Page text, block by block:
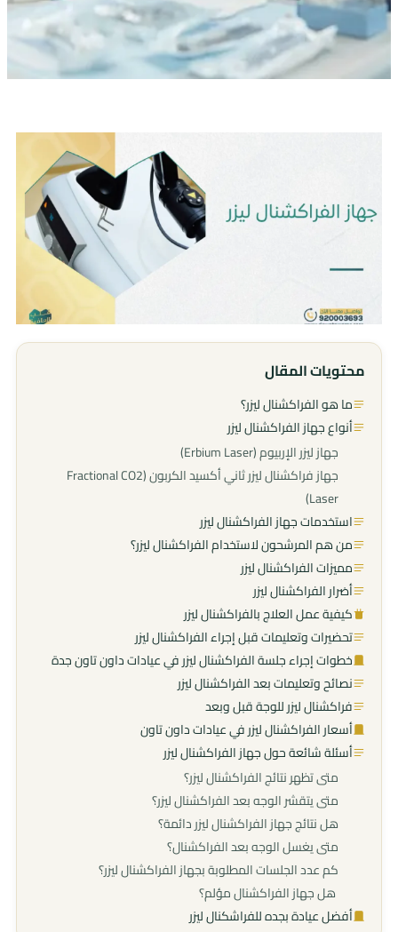
محتويات المقال
ما هو الفراكشنال ليزر؟
أنواع جهاز الفراكشنال ليزر
جهاز ليزر الإربيوم (Erbium Laser)
جهاز فراكشنال ليزر ثاني أكسيد الكربون (Fractional CO2
Laser)
استخدمات جهاز الفراكشنال ليزر
من هم المرشحون لاستخدام الفراكشنال ليزر؟
مميزات الفراكشنال ليزر
أضرار الفراكشنال ليزر
كيفية عمل العلاج بالفراكشنال ليزر
تحضيرات وتعليمات قبل إجراء الفراكشنال ليزر
خطوات إجراء جلسة الفراكشنال ليزر في عيادات داون تاون جدة
نصائح وتعليمات بعد الفراكشنال ليزر
فراكشنال ليزر للوجة قبل وبعد
أسعار الفراكشنال ليزر في عيادات داون تاون
أسئلة شائعة حول جهاز الفراكشنال ليزر
متى تظهر نتائج الفراكشنال ليزر؟
متى يتقشر الوجه بعد الفراكشنال ليزر؟
هل نتائج جهاز الفراكشنال ليزر دائمة؟
متى يغسل الوجه بعد الفراكشنال؟
كم عدد الجلسات المطلوبة بجهاز الفراكشنال ليزر؟
هل جهاز الفراكشنال مؤلم؟
أفضل عيادة بجده للفراشكنال ليزر